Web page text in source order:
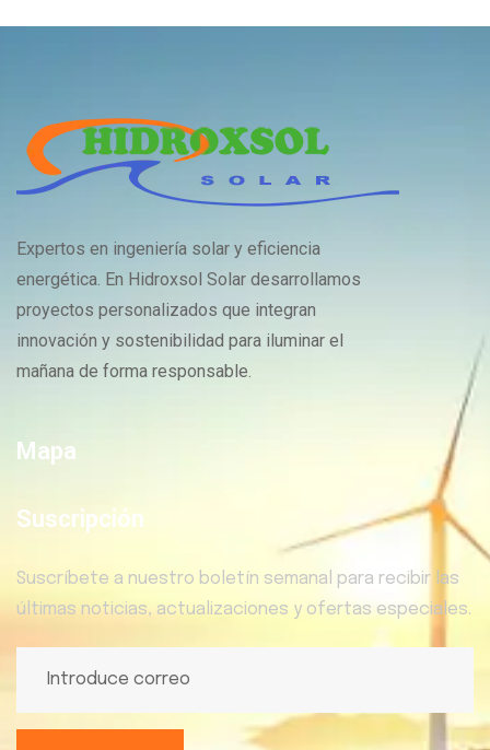
Expertos en ingeniería solar y eficiencia
energética. En Hidroxsol Solar desarrollamos
proyectos personalizados que integran
innovación y sostenibilidad para iluminar el
mañana de forma responsable.
Mapa
Suscripción
Suscríbete a nuestro boletín semanal para recibir las
últimas noticias, actualizaciones y ofertas especiales.